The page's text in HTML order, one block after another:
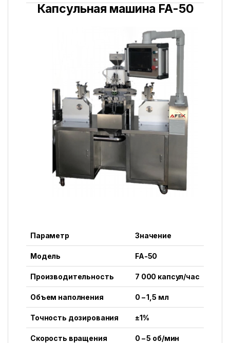
Капсульная машина FA-50
Параметр Значение
Модель FA-50
Производительность 7 000 капсул/час
Объем наполнения 0 – 1,5 мл
Точность дозирования ±1%
Скорость вращения
0 – 5 об/мин